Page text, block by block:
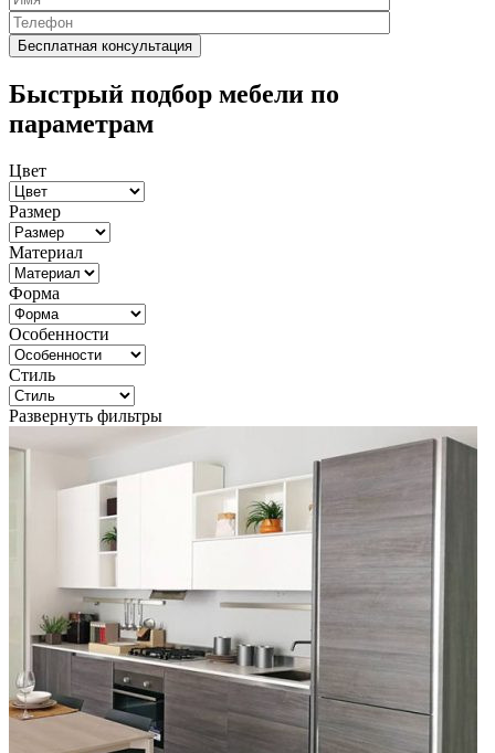
Быстрый подбор мебели по
параметрам
Цвет
Размер
Материал
Форма
Особенности
Стиль
Развернуть фильтры